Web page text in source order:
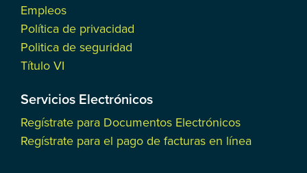
Empleos
Política de privacidad
Politica de seguridad
Título VI
Servicios Electrónicos
Regístrate para Documentos Electrónicos
Regístrate para el pago de facturas en línea